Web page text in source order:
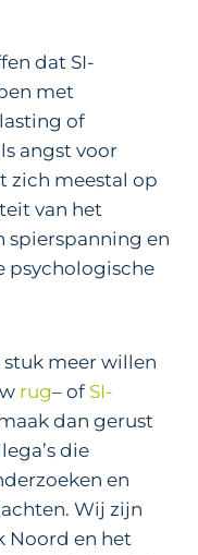
dat SI-
met
of
angst voor
zich meestal op
van het
spierspanning en
psychologische
stuk meer willen
rug– of SI-
dan gerust
die
en
Wij zijn
Noord en het